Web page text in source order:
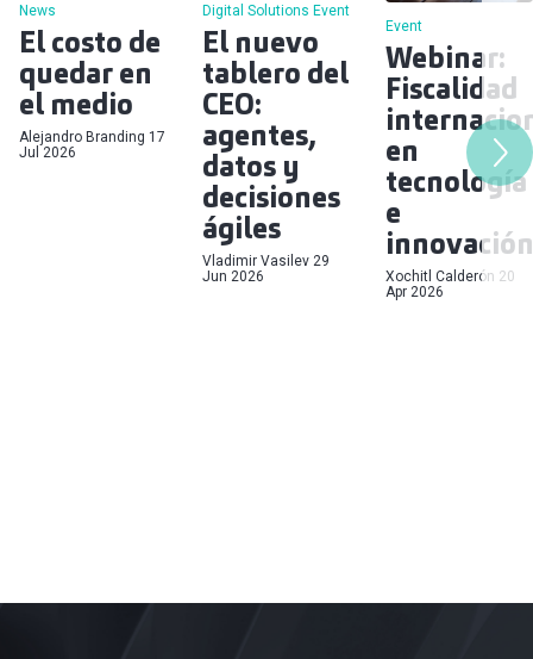
News
El costo de
quedar en
el medio
Alejandro Branding 17
Jul 2026
Digital Solutions Event
El nuevo
tablero del
CEO:
agentes,
datos y
decisiones
ágiles
Vladimir Vasilev 29
Jun 2026
Event
Webinar:
Fiscalidad
en
tecnología
e
innovación
Xochitl Calderón 20
Apr 2026